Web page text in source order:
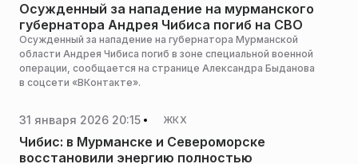
Осужденный за нападение на мурманского
губернатора Андрея Чибиса погиб на СВО
Осужденный за нападение на губернатора Мурманской
области Андрея Чибиса погиб в зоне специальной военной
операции, сообщается на странице Александра Быданова
в соцсети «ВКонтакте».
31 января 2026 20:15 ЖКХ
Чибис: в Мурманске и Североморске
восстановили энергию полностью